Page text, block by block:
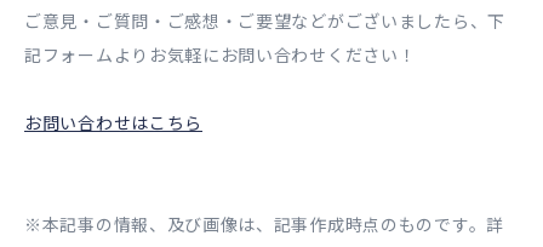
ご意見・ご質問・ご感想・ご要望などがございましたら、下
記フォームよりお気軽にお問い合わせください！
お問い合わせはこちら
※本記事の情報、及び画像は、記事作成時点のものです。詳